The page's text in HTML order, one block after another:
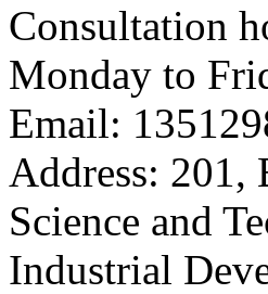
Consultation
Monday to
Email:
Address:
Science and
Industrial